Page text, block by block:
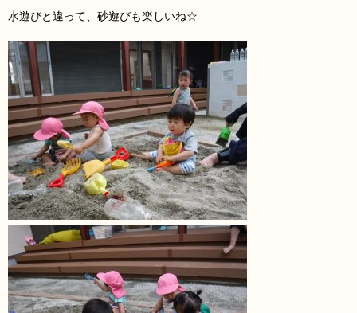
水遊びと違って、砂遊びも楽しいね☆